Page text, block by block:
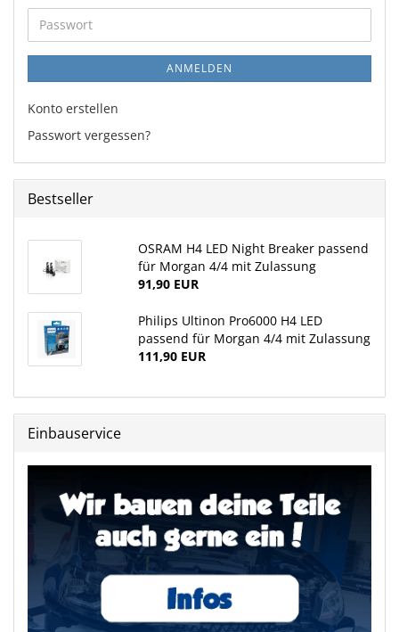
Adresse
Passwort
ANMELDEN
Konto erstellen
Passwort vergessen?
Bestseller
OSRAM H4 LED Night Breaker passend
für Morgan 4/4 mit Zulassung
91,90 EUR
Philips Ultinon Pro6000 H4 LED
passend für Morgan 4/4 mit Zulassung
111,90 EUR
Einbauservice